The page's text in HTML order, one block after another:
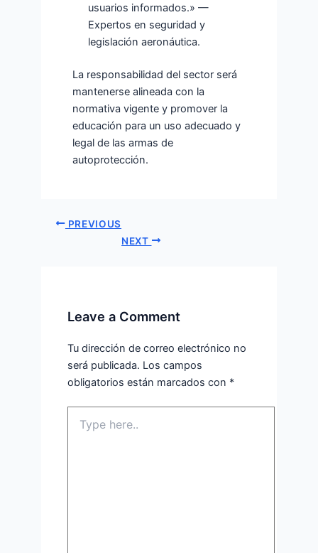
usuarios informados.» —
Expertos en seguridad y
legislación aeronáutica.
La responsabilidad del sector será
mantenerse alineada con la
normativa vigente y promover la
educación para un uso adecuado y
legal de las armas de
autoprotección.
PREVIOUS
NEXT
Leave a Comment
Tu dirección de correo electrónico no
será publicada. Los campos
obligatorios están marcados con *
here..